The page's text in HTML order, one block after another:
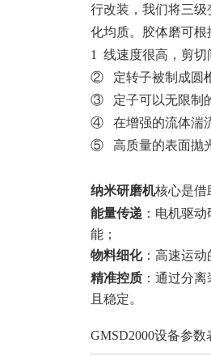
行改装，我们将三
化均质。胶体磨可根
1 线速度很高，剪切
② 定转子被制成圆
③ 定子可以无限制
④ 在增强的流体湍
⑤ 高质量的表面抛
纳米研磨机核心是借
能量传递 ：电机驱
能；
物料细化：高速运动
精准控质 ：通过分
且稳定。
GMSD2000设备参数